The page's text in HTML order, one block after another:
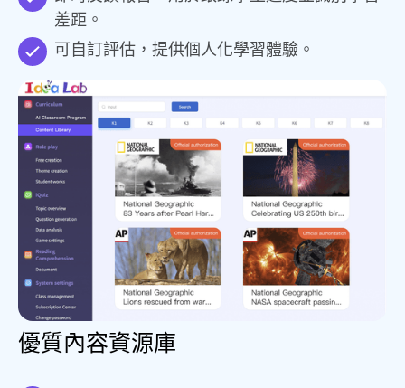
差距。
可自訂評估，提供個人化學習體驗。
優質內容資源庫